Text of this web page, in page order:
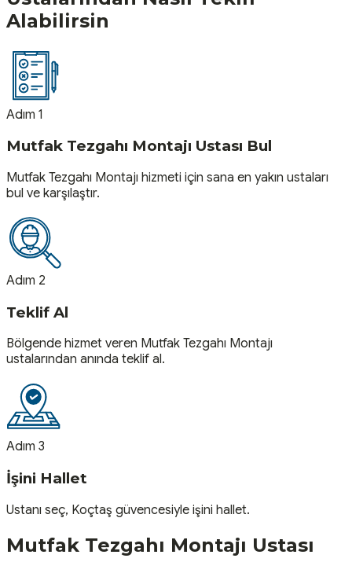
Alabilirsin
Adım 1
Mutfak Tezgahı Montajı Ustası Bul
Mutfak Tezgahı Montajı hizmeti için sana en yakın ustaları
bul ve karşılaştır.
Adım 2
Teklif Al
Bölgende hizmet veren Mutfak Tezgahı Montajı
ustalarından anında teklif al.
Adım 3
İşini Hallet
Ustanı seç, Koçtaş güvencesiyle işini hallet.
Mutfak Tezgahı Montajı Ustası